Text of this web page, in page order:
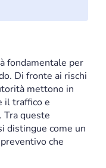
fondamentale per
Di fronte ai rischi
mettono in
il traffico e
queste
distingue come un
che